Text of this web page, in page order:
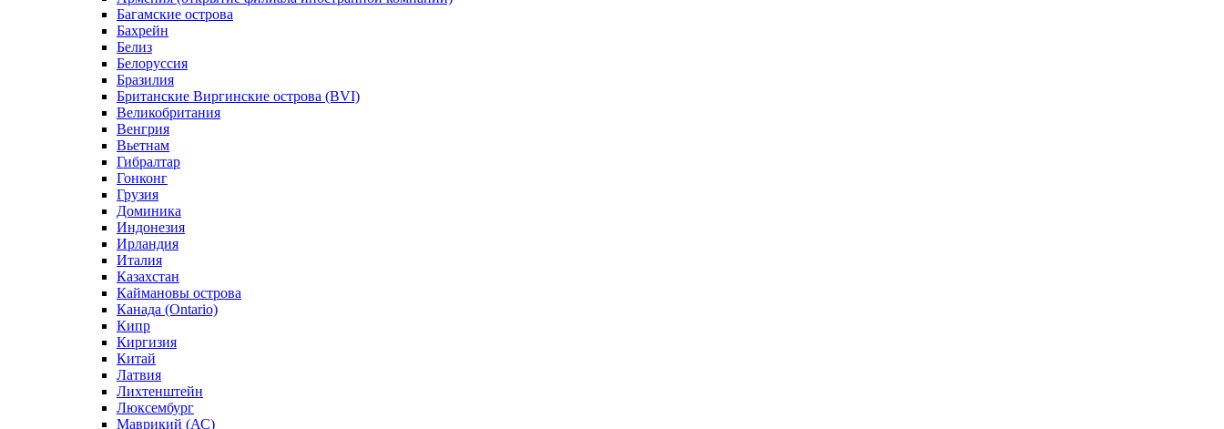
Багамские острова
Бахрейн
Белиз
Белоруссия
Бразилия
Британские Виргинские острова (BVI)
Великобритания
Венгрия
Вьетнам
Гибралтар
Гонконг
Грузия
Доминика
Индонезия
Ирландия
Италия
Казахстан
Каймановы острова
Канада (Ontario)
Кипр
Киргизия
Китай
Латвия
Лихтенштейн
Люксембург
Маврикий (АС)